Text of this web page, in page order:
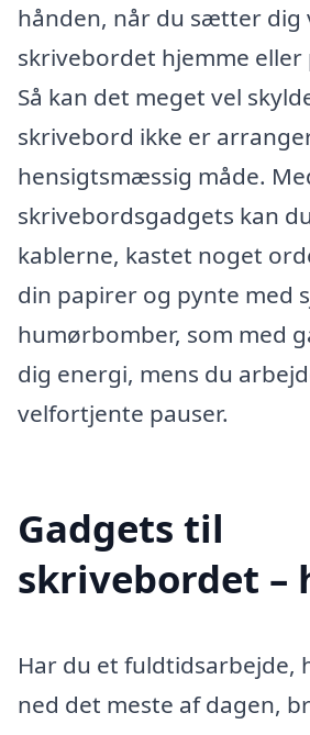
hånden, når du sætter dig
skrivebordet hjemme
Så kan det meget vel
skrivebord ikke er
hensigtsmæssig måde.
skrivebordsgadgets kan
kablerne, kastet noget
din papirer og pynte med
humørbomber, som med
dig energi, mens du
velfortjente pauser.
Gadgets til
skrivebordet –
Har du et fuldtidsarbejde,
ned det meste af dagen,